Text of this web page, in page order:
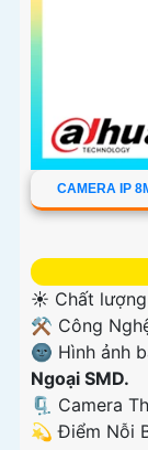
CAMERA IP
☀️ Chất lượng
⚒ Công
🌚 Hình ảnh
Ngoại SMD.
🗜️ Camera
️💫 Điểm Nỗi